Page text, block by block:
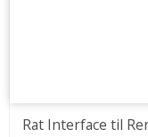
Rat Interface til